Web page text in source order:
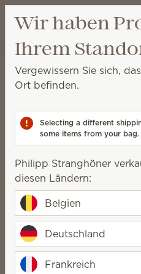
Philipp Stranghöner
Elektrische Duftlampen
Elektrische Duftlampen
Schalen und
Elektrische
Der Deckel oder die Schale
Lieblingsduftlampe ist
zerbrochen? Wir bieten
für einige unserer zuvor
Duftlampen an.
193 Ergebnisse
Filter
Wir haben
Ihrem
Vergewissern Sie sich,
Ort befinden.
Selecting a different
some items from your bag.
Philipp Stranghöner
diesen Ländern:
Belgien
Deutschland
Frankreich